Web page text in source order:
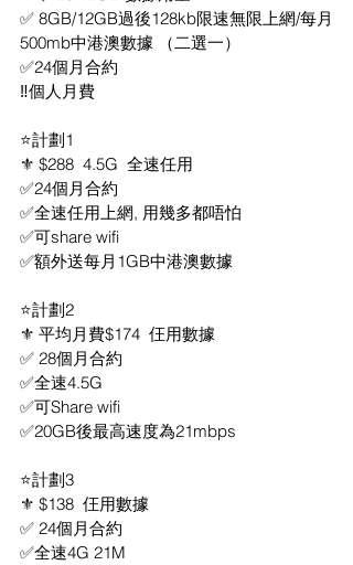
✅ 8GB/12GB過後128kb限速無限上網/每月
500mb中港澳數據 （二選一）
✅24個月合約
‼️個人月費
⭐計劃1
⚜️ $288  4.5G  全速任用
✅24個月合約
✅全速任用上網, 用幾多都唔怕
✅可share wifi
✅額外送每月1GB中港澳數據
⭐計劃2
⚜️ 平均月費$174  仼用數據
✅ 28個月合約
✅全速4.5G
✅可Share wifi
✅20GB後最高速度為21mbps
⭐計劃3
⚜️ $138  仼用數據
✅ 24個月合約
✅全速4G 21M